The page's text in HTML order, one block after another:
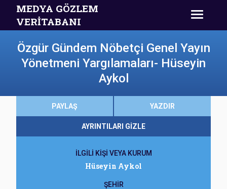
MEDYA GÖZLEM
VERİTABANI
Özgür Gündem Nöbetçi Genel Yayın
Yönetmeni Yargılamaları- Hüseyin
Aykol
PAYLAŞ YAZDIR
AYRINTILARI GİZLE
İLGİLİ KİŞİ VEYA KURUM
Hüseyin Aykol
ŞEHİR